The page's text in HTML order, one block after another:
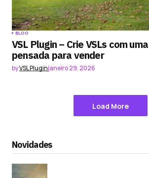
BLOG
VSL Plugin – Crie VSLs com
pensada para vender
byVSL Pluginjaneiro 29, 2026
Load More
Novidades